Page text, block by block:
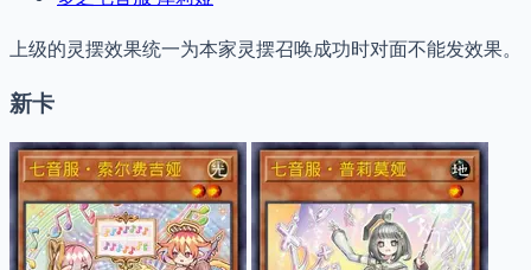
上级的灵摆效果统一为本家灵摆召唤成功时对面不能发效果。
新卡